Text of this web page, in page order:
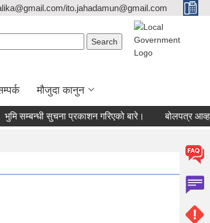
ito.jahadamun@gmail.com
मौजुदा कानुन
भुमि सम्बन्धी सुचना प्रकाशन गरिएको बारे। बोलपत्र